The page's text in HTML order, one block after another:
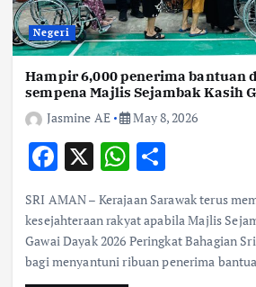
Negeri
Hampir 6,000 penerima bantuan
sempena Majlis Sejambak Kasih
Jasmine AE
May 8, 2026
F
ac
e
b
o
X W
at
s
A
ar
e
SRI AMAN – Kerajaan Sarawak terus
kesejahteraan rakyat apabila Majlis
Gawai Dayak 2026 Peringkat Bahagian
bagi menyantuni ribuan penerima